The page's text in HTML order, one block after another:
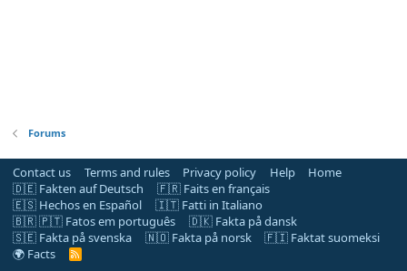
Forums
Contact us Terms and rules Privacy policy Help
Home
🇩🇪 Fakten auf Deutsch
🇫🇷 Faits en français
🇪🇸 Hechos en Español
🇮🇹 Fatti in Italiano
🇧🇷 🇵🇹 Fatos em português
🇩🇰 Fakta på dansk
🇸🇪 Fakta på svenska
🇳🇴 Fakta på norsk
🇫🇮 Faktat suomeksi
🌍 Facts
R